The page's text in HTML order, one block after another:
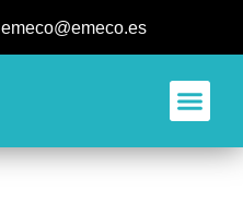
emeco@emeco.es